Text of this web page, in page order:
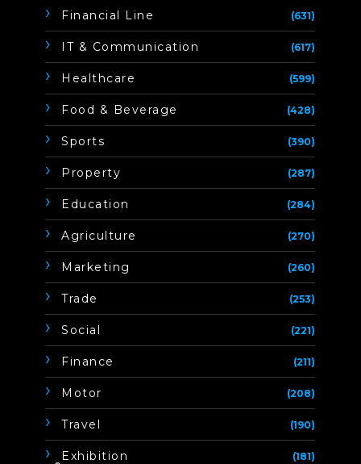
Financial Line (631)
IT & Communication (617)
Healthcare (599)
Food & Beverage (428)
Sports (390)
Property (287)
Education (284)
Agriculture (270)
Marketing (260)
Trade (253)
Social (221)
Finance (211)
Motor (208)
Travel (190)
Exhibition (181)